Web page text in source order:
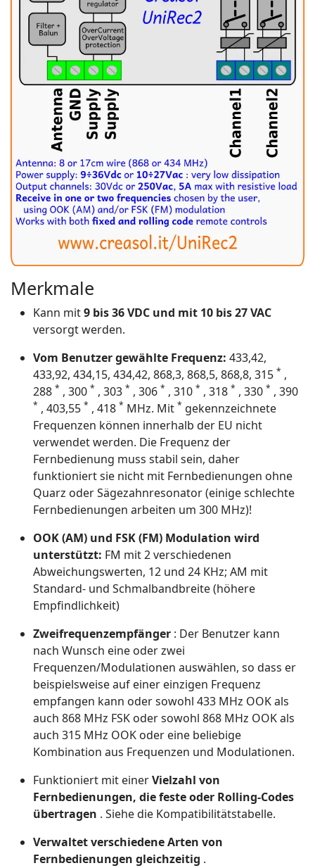
Merkmale
Kann mit9 bis 36 VDC und mit 10 bis 27 VAC
versorgt werden.
Vom Benutzer gewählte Frequenz: 433,42,
433,92, 434,15, 434,42, 868,3, 868,5, 868,8, 315 * ,
288 * , 300 * , 303 * , 306 * , 310 * , 318 * , 330 * , 390
* , 403,55 * , 418 * MHz. Mit * gekennzeichnete
Frequenzen können innerhalb der EU nicht
verwendet werden. Die Frequenz der
Fernbedienung muss stabil sein, daher
funktioniert sie nicht mit Fernbedienungen ohne
Quarz oder Sägezahnresonator (einige schlechte
Fernbedienungen arbeiten um 300 MHz)!
OOK (AM) und FSK (FM) Modulation wird
unterstützt: FM mit 2 verschiedenen
Abweichungswerten, 12 und 24 KHz; AM mit
Standard- und Schmalbandbreite (höhere
Empfindlichkeit)
Zweifrequenzempfänger : Der Benutzer kann
nach Wunsch eine oder zwei
Frequenzen/Modulationen auswählen, so dass er
beispielsweise auf einer einzigen Frequenz
empfangen kann oder sowohl 433 MHz OOK als
auch 868 MHz FSK oder sowohl 868 MHz OOK als
auch 315 MHz OOK oder eine beliebige
Kombination aus Frequenzen und Modulationen.
Funktioniert mit einerVielzahl von
Fernbedienungen, die feste oder Rolling-Codes
übertragen . Siehe die Kompatibilitätstabelle.
Verwaltet verschiedene Arten von
Fernbedienungen gleichzeitig .